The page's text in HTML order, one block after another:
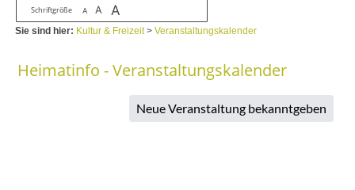
Schriftgröße A A A
Sie sind hier: Kultur & Freizeit>Veranstaltungskalender
Heimatinfo - Veranstaltungskalender